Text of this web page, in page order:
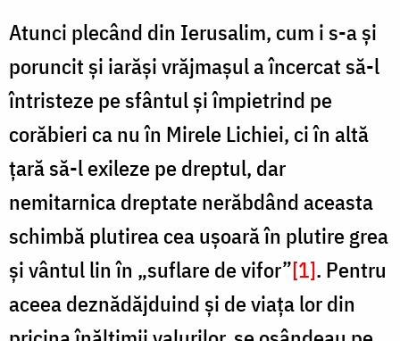
Atunci plecând din Ierusalim, cum i s-a și
poruncit și iarăși vrăjmașul a încercat să-l
întristeze pe sfântul și împietrind pe
corăbieri ca nu în Mirele Lichiei, ci în altă
țară să-l exileze pe dreptul, dar
nemitarnica dreptate nerăbdând aceasta
schimbă plutirea cea ușoară în plutire grea
și vântul lin în „suflare de vifor”[1]. Pentru
aceea deznădăjduind și de viața lor din